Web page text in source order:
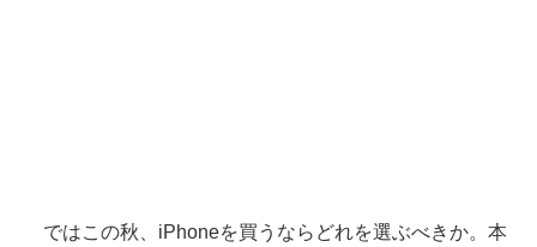
ではこの秋、iPhoneを買うならどれを選ぶべきか。本